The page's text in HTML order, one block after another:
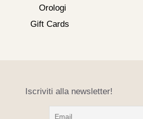
Orologi
Gift Cards
Iscriviti alla newsletter!